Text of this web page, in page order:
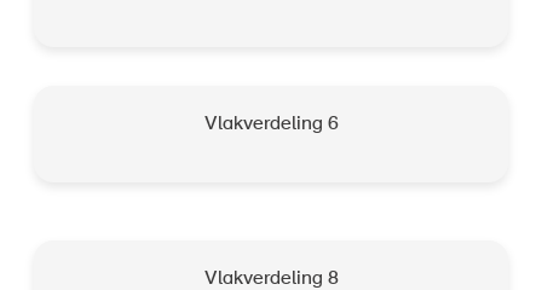
Vlakverdeling 6
Vlakverdeling 8